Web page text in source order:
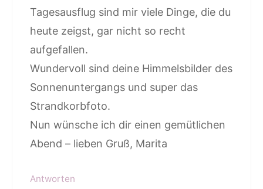
Tagesausflug sind mir viele Dinge, die du
heute zeigst, gar nicht so recht
aufgefallen.
Wundervoll sind deine Himmelsbilder des
Sonnenuntergangs und super das
Strandkorbfoto.
Nun wünsche ich dir einen gemütlichen
Abend – lieben Gruß, Marita
Antworten